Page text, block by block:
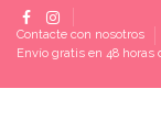
Contacte con nosotros
Envío gratis en 48 horas